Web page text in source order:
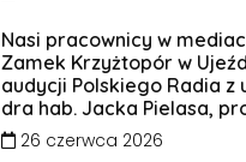
Nasi pracownicy w
Zamek Krzyżtopór w
audycji Polskiego Radia z
dra hab. Jacka Pielasa,
26 czerwca 2026